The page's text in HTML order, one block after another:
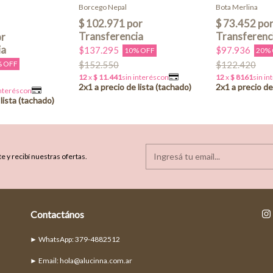
OFF
Borcego Nepal
$137.295 10% OFF
$152.550
Bota Merlina
$97.936 20%
$122.420
y recibí nuestras ofertas.
Contactános
► Email:hola@alucinna.com.ar